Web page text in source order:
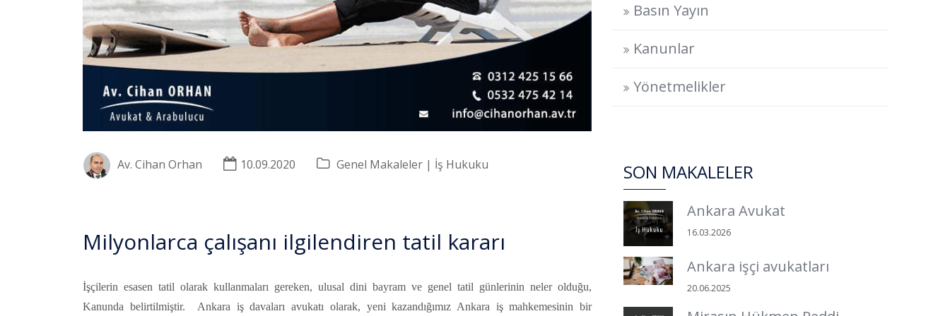
Av. Cihan Orhan 10.09.2020 Genel Makaleler İş Hukuku
Milyonlarca çalışanı ilgilendiren tatil kararı
İşçilerin esasen tatil olarak kullanmaları gereken, ulusal dini bayram ve genel tatil günlerinin neler olduğu,
Kanunda belirtilmiştir.
Ankara iş davaları avukatı olarak, yeni kazandığımız Ankara iş mahkemesinin bir
Basın Yayın
Kanunlar
Yönetmelikler
SON MAKALELER
Ankara Avukat
16.03.2026
Ankara işçi avukatları
20.06.2025